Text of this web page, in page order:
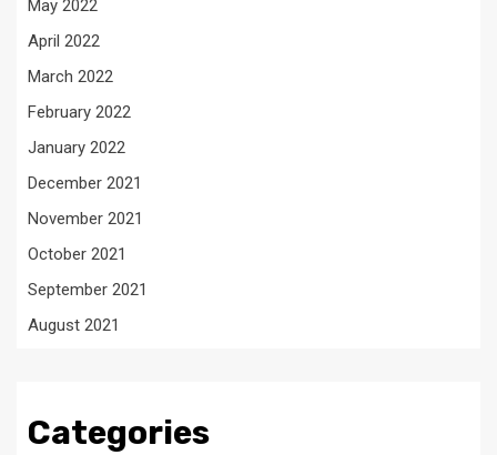
May 2022
April 2022
March 2022
February 2022
January 2022
December 2021
November 2021
October 2021
September 2021
August 2021
Categories